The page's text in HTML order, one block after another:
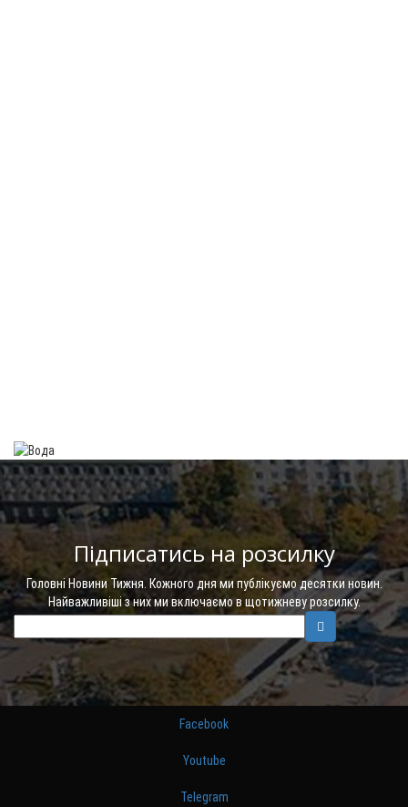
Підписатись на розсилку
Головні Новини Тижня. Кожного дня ми публікуємо десятки новин.
Найважливіші з них ми включаємо в щотижневу розсилку.
Facebook
Youtube
Telegram